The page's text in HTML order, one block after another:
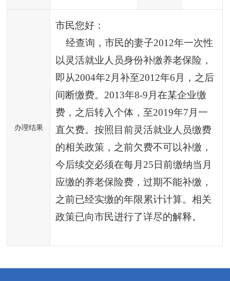
办理结果
市民您好：
经查询，市民的妻子2012年一次性
以灵活就业人员身份补缴养老保险，
即从2004年2月补至2012年6月，之后
间断缴费。2013年8-9月在某企业缴
费，之后转入个体，至2019年7月一
直欠费。按照目前灵活就业人员缴费
的相关政策，之前欠费不可以补缴，
今后续交必须在每月25日前缴纳当月
应缴的养老保险费，过期不能补缴，
之前已经实缴的年限累计计算。相关
政策已向市民进行了详尽的解释。